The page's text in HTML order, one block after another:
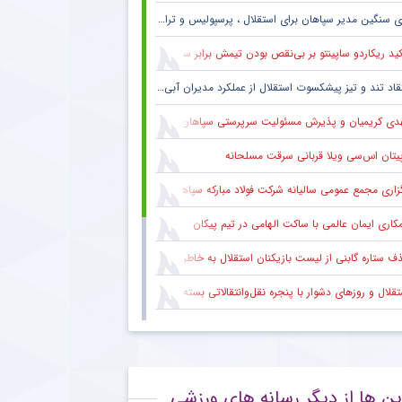
سنگین مدیر سپاهان برای استقلال ، پرسپولیس و تراکتور + جزئیات
ریکاردو ساپینتو بر بی‌نقص بودن تیمش برابر سالزبورگ
تند و تیز پیشکسوت استقلال از عملکرد مدیران آبی + جزئیات
کریمیان و پذیرش مسئولیت سرپرستی سپاهان
اس‌سی ویلا قربانی سرقت مسلحانه
مجمع عمومی سالیانه شرکت فولاد مبارکه سپاهان
ایمان عالمی با ساکت الهامی در تیم پیکان
ستاره گابنی از لیست بازیکنان استقلال به خاطر محدودیت نقل‌وانتقالاتی
و روزهای دشوار با پنجره نقل‌وانتقالاتی بسته
به خیبر خرم‌آباد پیوست